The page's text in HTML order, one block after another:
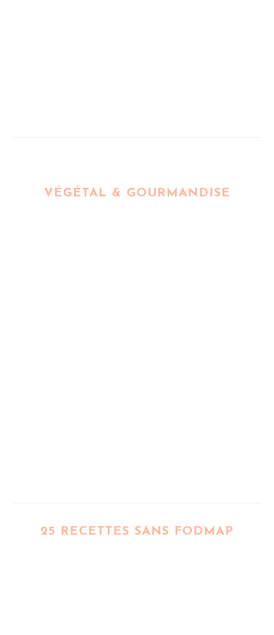
VÉGÉTAL & GOURMANDISE
25 RECETTES SANS FODMAP